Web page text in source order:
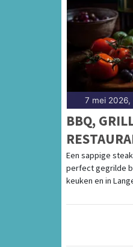
7 mei 2026,
BBQ,
Een sappige
perfect gegrilde
keuken en in